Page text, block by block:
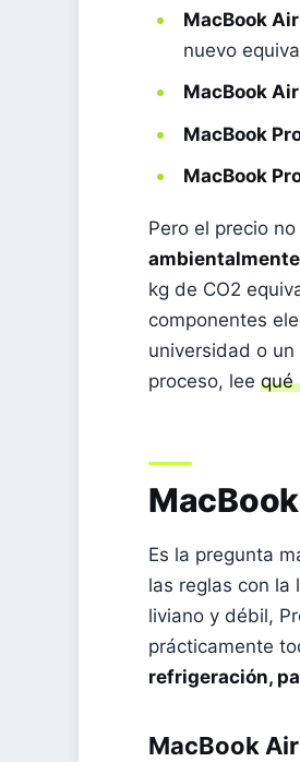
MacBook Air
nuevo
MacBook
MacBook
MacBook
Pero el precio
kg de CO2
componentes
universidad o
proceso, lee qué
Es la pregunta
las reglas con la
liviano y débil,
prácticamente
refrigeración,
MacBook